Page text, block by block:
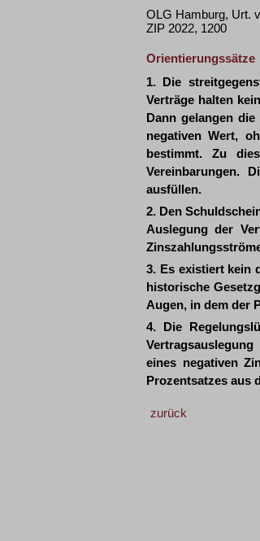
OLG Hamburg, Urt.
ZIP 2022, 1200
Orientierungssätze
1. Die
Verträge halten
Dann gelangen
negativen Wert,
bestimmt. Zu
Vereinbarungen.
ausfüllen.
2. Den
Auslegung der
3. Es existiert kein
historische
Augen, in dem der
4. Die
eines negativen
Prozentsatzes aus
zurück